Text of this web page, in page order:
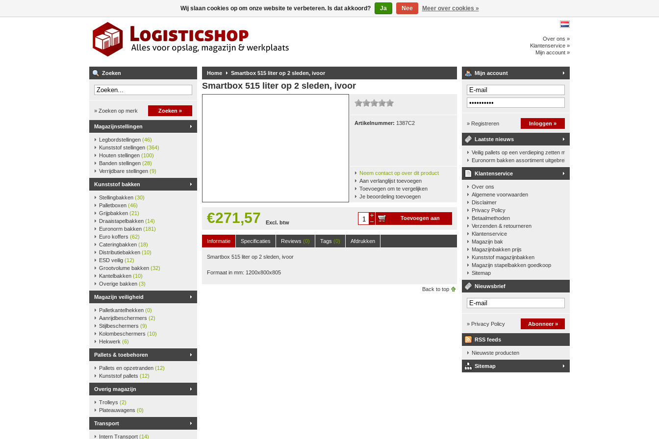
Over ons »
Klantenservice »
Mijn account »
Zoeken
» Zoeken op merk Zoeken »
Magazijnstellingen
Legbordstellingen (46)
Kunststof stellingen (364)
Houten stellingen (100)
Banden stellingen (28)
Verrijdbare stellingen (9)
Kunststof bakken
Stellingbakken (30)
Palletboxen (46)
Grijpbakken (21)
Draaistapelbakken (14)
Euronorm bakken (181)
Euro koffers (62)
Cateringbakken (18)
Distributiebakken (10)
ESD veilig (12)
Grootvolume bakken (32)
Kantelbakken (10)
Overige bakken (3)
Magazijn veiligheid
Palletkantelhekken (0)
Aanrijdbeschermers (2)
Stijlbeschermers (9)
Kolombeschermers (10)
Hekwerk (6)
Pallets & toebehoren
Pallets en opzetranden (12)
Kunststof pallets (12)
Overig magazijn
Trolleys (2)
Plateauwagens (0)
Transport
Intern Transport (14)
Home Smartbox 515 liter op 2 sleden, ivoor
Smartbox 515 liter op 2 sleden, ivoor
Artikelnummer: 1387C2
Neem contact op over dit product
Aan verlanglijst toevoegen
Toevoegen om te vergelijken
Je beoordeling toevoegen
€271,57 Excl. btw
Toevoegen aan
Informatie
Specificaties Reviews (0) Tags (0) Afdrukken
Smartbox 515 liter op 2 sleden, ivoor
Formaat in mm: 1200x800x805
Back to top
Mijn account
» Registreren Inloggen »
Laatste nieuws
Veilig pallets op een verdieping zetten met een palletkantelhek
Euronorm bakken assortiment uitgebreid
Klantenservice
Over ons
Algemene voorwaarden
Disclaimer
Privacy Policy
Betaalmethoden
Verzenden & retourneren
Klantenservice
Magazijn bak
Magazijnbakken prijs
Kunststof magazijnbakken
Magazijn stapelbakken goedkoop
Sitemap
Nieuwsbrief
» Privacy Policy Abonneer »
RSS feeds
Nieuwste producten
Sitemap
Wij slaan cookies op om onze website te verbeteren. Is dat akkoord? Ja Nee Meer over cookies »